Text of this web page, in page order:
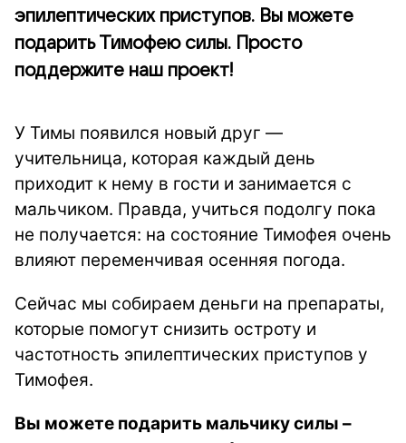
эпилептических приступов. Вы можете
подарить Тимофею силы. Просто
поддержите наш проект!
У Тимы появился новый друг —
учительница, которая каждый день
приходит к нему в гости и занимается с
мальчиком. Правда, учиться подолгу пока
не получается: на состояние Тимофея очень
влияют переменчивая осенняя погода.
Сейчас мы собираем деньги на препараты,
которые помогут снизить остроту и
частотность эпилептических приступов у
Тимофея.
Вы можете подарить мальчику силы –